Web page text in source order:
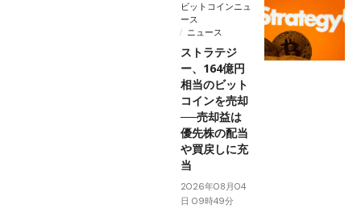
ビットコインニュ
ース
ニュース
ストラテジ
ー、164億円
相当のビット
コインを売却
──売却益は
優先株の配当
や買戻しに充
当
2026年08月04
日 09時49分